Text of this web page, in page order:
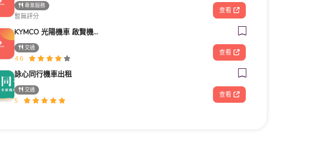
專業服務
暫無評分
查看
KYMCO 光陽機車 啟賢機車行
交通
4.6
查看
詠心同行機車出租
交通
5
查看